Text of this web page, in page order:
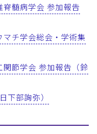
髄病学会 参加報告
チ学会総会・学術集
節学会 参加報告（鈴
部詢弥）